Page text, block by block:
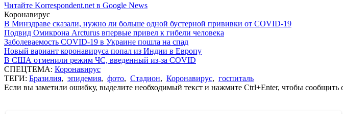
Читайте Korrespondent.net в Google News
Коронавирус
В Минздраве сказали, нужно ли больше одной бустерной прививки от COVID-19
Подвид Омикрона Arcturus впервые привел к гибели человека
Заболеваемость COVID-19 в Украине пошла на спад
Новый вариант коронавируса попал из Индии в Европу
В США отменили режим ЧС, введенный из-за COVID
СПЕЦТЕМА: Коронавирус
ТЕГИ: Бразилия, эпидемия, фото, Стадион, Коронавирус, госпиталь
Если вы заметили ошибку, выделите необходимый текст и нажмите Ctrl+Enter, чтобы сообщить